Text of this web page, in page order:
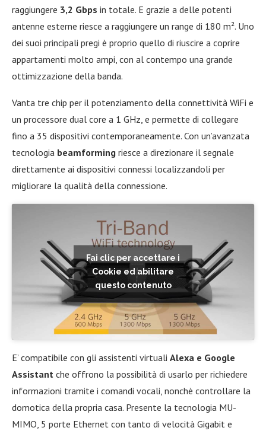
raggiungere 3,2 Gbps in totale. E grazie a delle potenti
antenne esterne riesce a raggiungere un range di 180 m². Uno
dei suoi principali pregi è proprio quello di riuscire a coprire
appartamenti molto ampi, con al contempo una grande
ottimizzazione della banda.
Vanta tre chip per il potenziamento della connettività WiFi e
un processore dual core a 1 GHz, e permette di collegare
fino a 35 dispositivi contemporaneamente. Con un’avanzata
tecnologia beamforming riesce a direzionare il segnale
direttamente ai dispositivi connessi localizzandoli per
migliorare la qualità della connessione.
Fai clic per accettare i
Cookie ed abilitare
questo contenuto
E’ compatibile con gli assistenti virtuali Alexa e Google
Assistant che offrono la possibilità di usarlo per richiedere
informazioni tramite i comandi vocali, nonchè controllare la
domotica della propria casa. Presente la tecnologia MU-
MIMO, 5 porte Ethernet con tanto di velocità Gigabit e